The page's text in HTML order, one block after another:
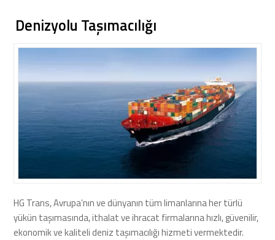
Denizyolu Taşımacılığı
HG Trans, Avrupa’nın ve dünyanın tüm limanlarına her türlü
yükün taşımasında, ithalat ve ihracat firmalarına hızlı, güvenilir,
ekonomik ve kaliteli deniz taşımacılığı hizmeti vermektedir.